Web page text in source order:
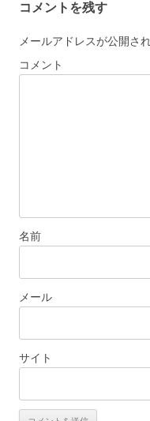
コメントを残す
メールアドレスが公開さ
コメント
名前
メール
サイト